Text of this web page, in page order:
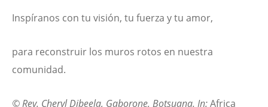
Inspíranos con tu visión, tu fuerza y tu amor,
para reconstruir los muros rotos en nuestra
comunidad.
© Rev. Cheryl Dibeela, Gaborone, Botsuana. In:Africa